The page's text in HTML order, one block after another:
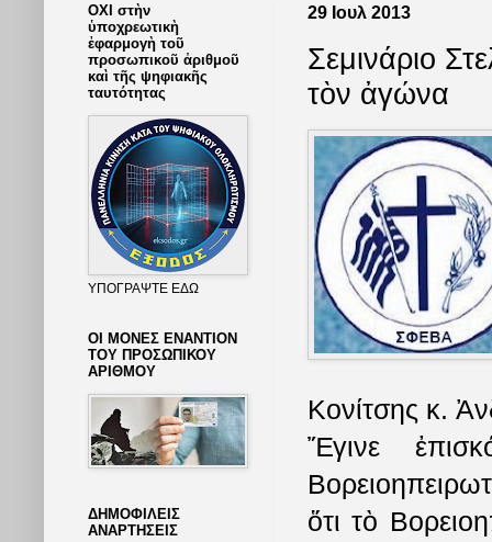
29 Ιουλ 2013
Σεμινάριο
τὸν ἀγώνα
Κονίτσης κ.
Ἔγινε
ὅτι τὸ
ΟΧΙ στὴν
ὑποχρεωτικὴ
ἐφαρμογὴ τοῦ
προσωπικοῦ ἀριθμοῦ
καὶ τῆς ψηφιακῆς
ταυτότητας
ΥΠΟΓΡΑΨΤΕ ΕΔΩ
ΟΙ ΜΟΝΕΣ ΕΝΑΝΤΙΟΝ
ΤΟΥ ΠΡΟΣΩΠΙΚΟΥ
ΑΡΙΘΜΟΥ
ΔΗΜΟΦΙΛΕΙΣ
ΑΝΑΡΤΗΣΕΙΣ